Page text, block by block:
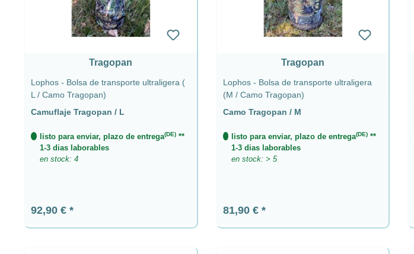
Tragopan
Lophos - Bolsa de transporte ultraligera (
L / Camo Tragopan)
Camuflaje Tragopan / L
listo para enviar, plazo de entrega(DE)**
1-3 dias laborables
en stock: 4
Precio normal:
92,90 €
Tragopan
Lophos - Bolsa de transporte ultraligera
(M / Camo Tragopan)
Camo Tragopan / M
listo para enviar, plazo de entrega(DE) **
1-3 dias laborables
en stock: > 5
Precio normal:
81,90 €